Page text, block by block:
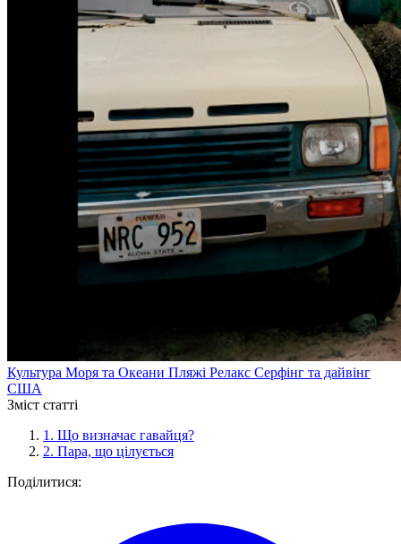
Культура Моря та Океани Пляжі Релакс Серфінг та дайвінг
США
Зміст статті
1. Що визначає гавайця?
2. Пара, що цілується
Поділитися: